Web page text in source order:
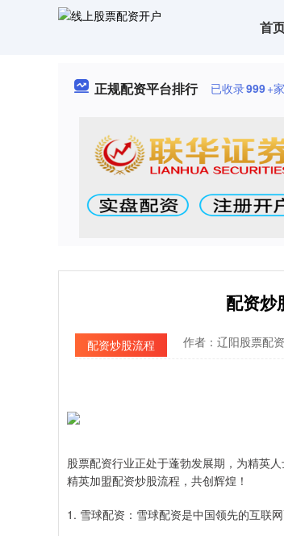
首
正规配资平台排行 已收录999+
配资炒
配资炒股流程 作者：辽阳股票配资
股票配资行业正处于蓬勃发展期，为精英
精英加盟配资炒股流程，共创辉煌！
1. 雪球配资：雪球配资是中国领先的互联